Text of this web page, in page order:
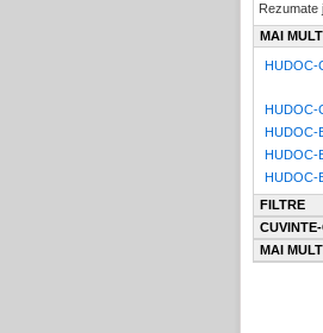
Rezumate
MAI
HUDOC-
HUDOC-
HUDOC-
HUDOC-
HUDOC-
FILTRE
MAI